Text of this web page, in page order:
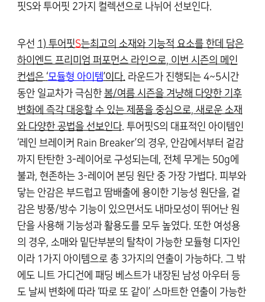
핏S와투어핏 2가지 컬렉션으로 나뉘어 선보인다.
우선 1) 투어핏S는최고의 소재와 기능적 요소를 한데 담은
하이엔드 프리미엄 퍼포먼스 라인으로, 이번 시즌의 메인
컨셉은 ‘모듈형 아이템’이 다. 라운드가 진행되는 4~5시간
동안 일교차가 극심한 봄/여름 시즌을 겨냥해 다양한 기후
변화에 즉각 대응할 수 있는 제품을 중심으로, 새로운 소재
와 다양한 공법을 선보인다. 투어핏S의 대표적인 아이템인
‘레인 브레이커 Rain Breaker’의 경우, 안감에서부터 겉감
까지 탄탄한 3-레이어로 구성되는데, 전체 무게는 50g에
불과, 현존하는 3-레이어 본딩 원단 중 가장 가볍다. 피부와
닿는 안감은 부드럽고 땀배출에 용이한 기능성 원단을, 겉
감은 방풍/방수 기능이 있으면서도 내마모성이 뛰어난 원
단을 사용해 기능성과 활용도를 모두 높였다. 또한 여성용
의 경우, 소매와 밑단부분의 탈착이 가능한 모듈형 디자인
이라 1가지 아이템으로 총 3가지의 연출이 가능하다. 그 밖
에도 니트 가디건에 패딩 베스트가 내장된 남성 아우터 등
도 날씨 변화에 따라 ‘따로 또 같이’ 스마트한 연출이 가능한